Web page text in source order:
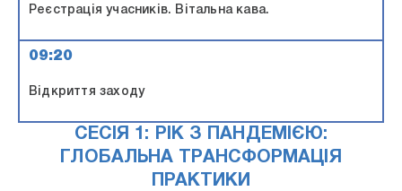
Реєстрація учасників. Вітальна кава.
09:20
Відкриття заходу
СЕСІЯ 1: РІК З ПАНДЕМІЄЮ:
ГЛОБАЛЬНА ТРАНСФОРМАЦІЯ
ПРАКТИКИ